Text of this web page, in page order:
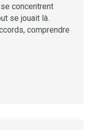
concentrent
se jouait là.
comprendre